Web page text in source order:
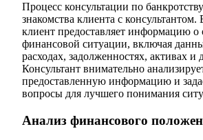
Процесс консультации по
знакомства клиента с консультантом.
клиент предоставляет информацию о
финансовой ситуации, включая
расходах, задолженностях, активах и
Консультант внимательно
предоставленную информацию и
вопросы для лучшего понимания
Анализ финансового